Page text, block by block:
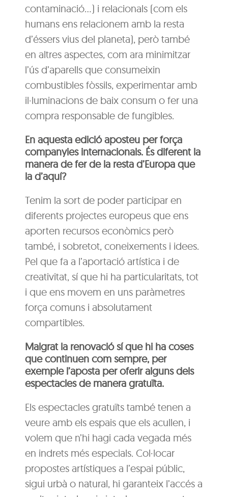
contaminació…) i relacionals (com els
humans ens relacionem amb la resta
d’éssers vius del planeta), però també
en altres aspectes, com ara minimitzar
l’ús d’aparells que consumeixin
combustibles fòssils, experimentar amb
il·luminacions de baix consum o fer una
compra responsable de fungibles.
En aquesta edició aposteu per força
companyies internacionals. És diferent la
manera de fer de la resta d’Europa que
la d’aquí?
Tenim la sort de poder participar en
diferents projectes europeus que ens
aporten recursos econòmics però
també, i sobretot, coneixements i idees.
Pel que fa a l’aportació artística i de
creativitat, sí que hi ha particularitats, tot
i que ens movem en uns paràmetres
força comuns i absolutament
compartibles.
Malgrat la renovació sí que hi ha coses
que continuen com sempre, per
exemple l’aposta per oferir alguns dels
espectacles de manera gratuïta.
Els espectacles gratuïts també tenen a
veure amb els espais que els acullen, i
volem que n’hi hagi cada vegada més
en indrets més especials. Col·locar
propostes artístiques a l’espai públic,
sigui urbà o natural, hi garanteix l’accés a